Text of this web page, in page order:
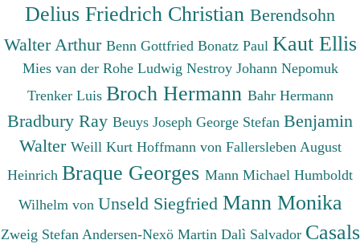
Delius Friedrich Christian Berendsohn
Walter Arthur Benn Gottfried Bonatz Paul Kaut Ellis
Mies van der Rohe Ludwig Nestroy Johann Nepomuk
Trenker Luis Broch Hermann Bahr Hermann
Bradbury Ray Beuys Joseph George Stefan Benjamin
Walter Weill Kurt Hoffmann von Fallersleben August
Heinrich Braque Georges Mann Michael Humboldt
Wilhelm von Unseld Siegfried Mann Monika
Zweig Stefan Andersen-Nexö Martin Dalì Salvador Casals